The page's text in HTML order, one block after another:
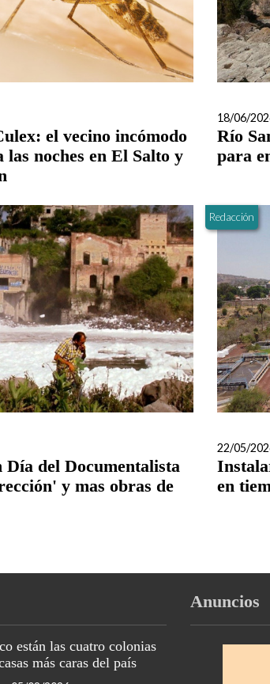
el vecino incómodo
las noches en El Salto y
18/06/
Río
para
Día del Documentalista
y mas obras de
Redacción
22/05/
en
están las cuatro colonias
más caras del país
Anuncios